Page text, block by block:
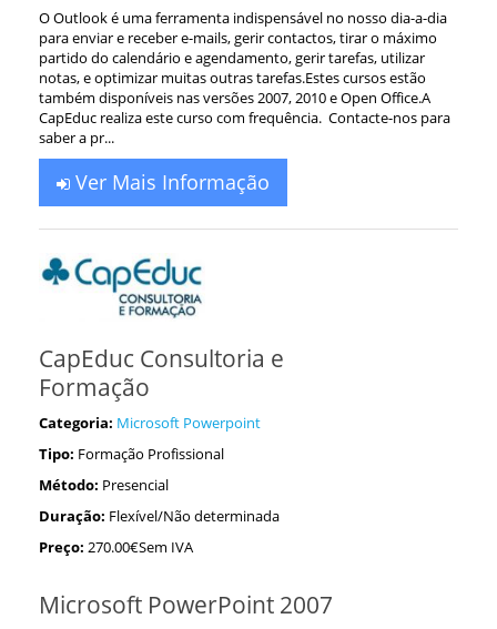
O Outlook é uma ferramenta indispensável no nosso dia-a-dia
para enviar e receber e-mails, gerir contactos, tirar o máximo
partido do calendário e agendamento, gerir tarefas, utilizar
notas, e optimizar muitas outras tarefas.Estes cursos estão
também disponíveis nas versões 2007, 2010 e Open Office.A
CapEduc realiza este curso com frequência. Contacte-nos para
saber a pr...
Ver Mais Informação
CapEduc Consultoria e
Formação
Categoria: Microsoft Powerpoint
Tipo: Formação Profissional
Método: Presencial
Duração: Flexível/Não determinada
Preço: 270.00€Sem IVA
Microsoft PowerPoint 2007